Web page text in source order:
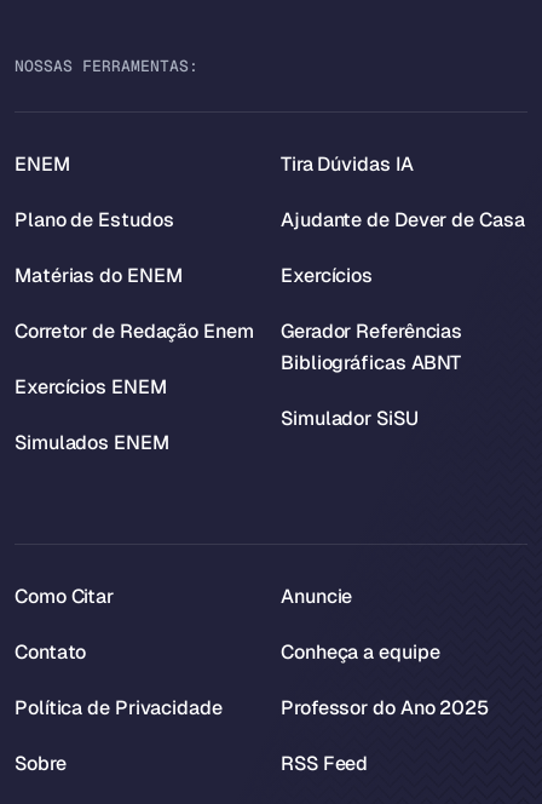
NOSSAS FERRAMENTAS:
ENEM
Plano de Estudos
Matérias do ENEM
Corretor de Redação Enem
Exercícios ENEM
Simulados ENEM
Tira Dúvidas IA
Ajudante de Dever de Casa
Exercícios
Gerador Referências
Bibliográficas ABNT
Simulador SiSU
Como Citar
Contato
Política de Privacidade
Sobre
Anuncie
Conheça a equipe
Professor do Ano 2025
RSS Feed